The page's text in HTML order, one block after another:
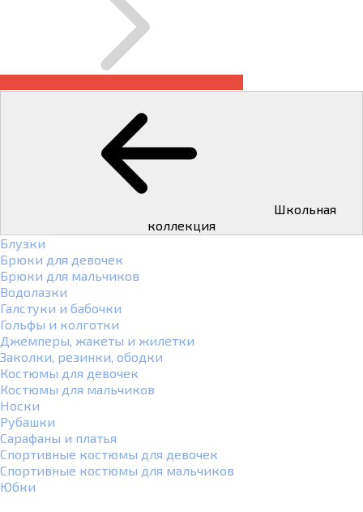
коллекция
Блузки
Брюки для девочек
Брюки для мальчиков
Водолазки
Галстуки и бабочки
Гольфы и колготки
Джемперы, жакеты и жилетки
Заколки, резинки, ободки
Костюмы для девочек
Костюмы для мальчиков
Носки
Рубашки
Сарафаны и платья
Спортивные костюмы для девочек
Спортивные костюмы для мальчиков
Юбки